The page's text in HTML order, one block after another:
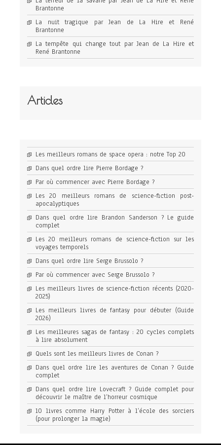
Brantonne
La nuit tragique par Jean de La Hire et René
Brantonne
La tempête qui change tout par Jean de La Hire et
René Brantonne
Articles
Les meilleurs romans de space opera : notre Top 20
Dans quel ordre lire Pierre Bordage ?
Par où commencer avec Pierre Bordage ?
Les 20 meilleurs romans de science-fiction post-
apocalyptiques
Dans quel ordre lire Brandon Sanderson ? Le guide
complet
Les 20 meilleurs romans de science-fiction sur les
voyages temporels
Dans quel ordre lire Serge Brussolo ?
Par où commencer avec Serge Brussolo ?
Les meilleurs livres de science-fiction récents (2020-
2025)
Les meilleurs livres de fantasy pour débuter (Guide
2026)
Les meilleures sagas de fantasy : 20 cycles complets
à lire absolument
Quels sont les meilleurs livres de Conan ?
Dans quel ordre lire les aventures de Conan ? Guide
complet
Dans quel ordre lire Lovecraft ? Guide complet pour
découvrir le maître de l’horreur cosmique
10 livres comme Harry Potter à l’école des sorciers
(pour prolonger la magie)